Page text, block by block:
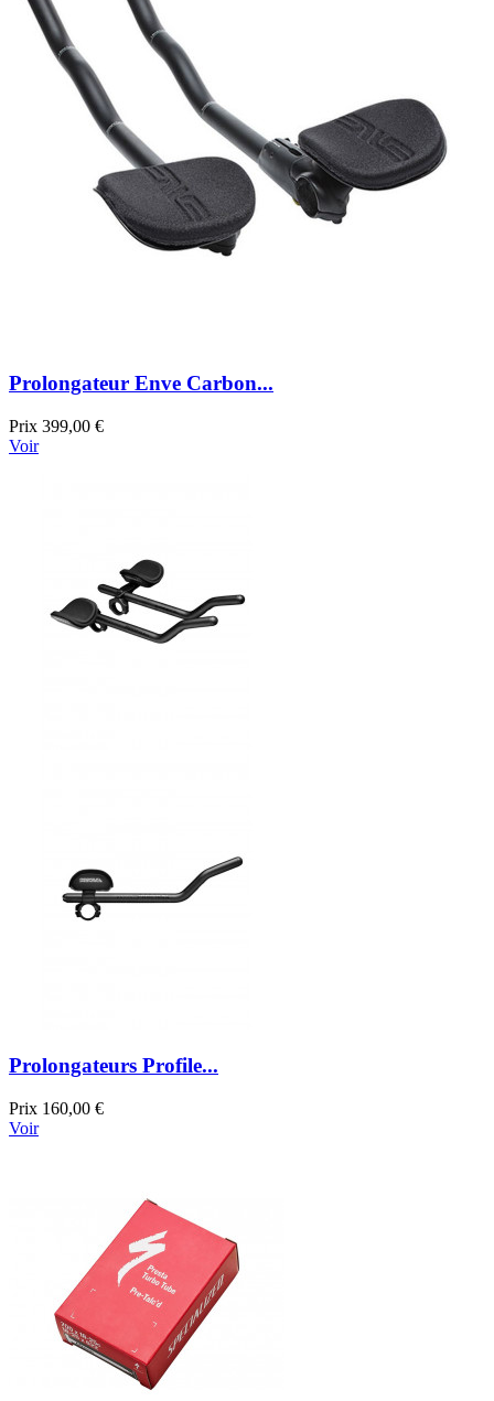
Prolongateur Enve Carbon...
Prix 399,00 €
Voir
Prolongateurs Profile...
Prix 160,00 €
Voir